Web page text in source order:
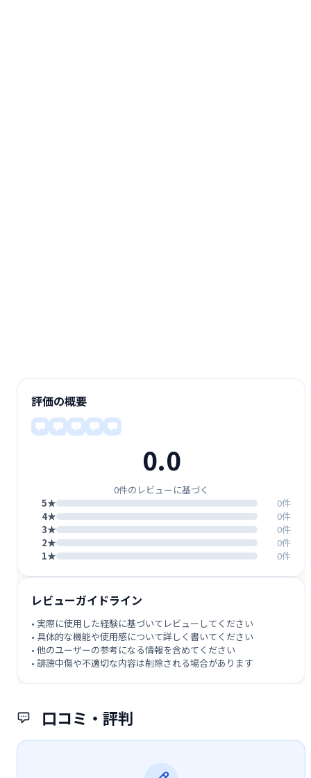
口コミ・評判
評価の概要
0.0
0件のレビューに基づく
5★
0件
4★
0件
3★
0件
2★
0件
1★
0件
レビューガイドライン
• 実際に使用した経験に基づいてレビューしてください
• 具体的な機能や使用感について詳しく書いてください
• 他のユーザーの参考になる情報を含めてください
• 誹謗中傷や不適切な内容は削除される場合があります